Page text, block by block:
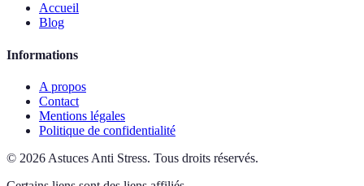
Accueil
Blog
Informations
A propos
Contact
Mentions légales
Politique de confidentialité
© 2026 Astuces Anti Stress. Tous droits réservés.